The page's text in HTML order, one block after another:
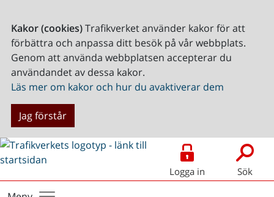
Kakor (cookies)Trafikverket använder kakor för att
förbättra och anpassa ditt besök på vår webbplats.
Genom att använda webbplatsen accepterar du
användandet av dessa kakor.
Läs mer om kakor och hur du avaktiverar dem
Jag förstår
Logga in Sök